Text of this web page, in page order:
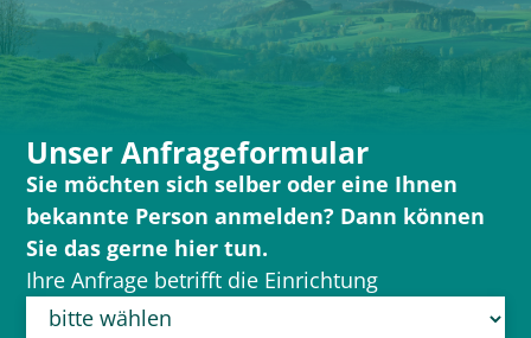
Unser Anfrageformular
Sie möchten sich selber oder eine Ihnen
bekannte Person anmelden? Dann können
Sie das gerne hier tun.
Ihre Anfrage betrifft die Einrichtung